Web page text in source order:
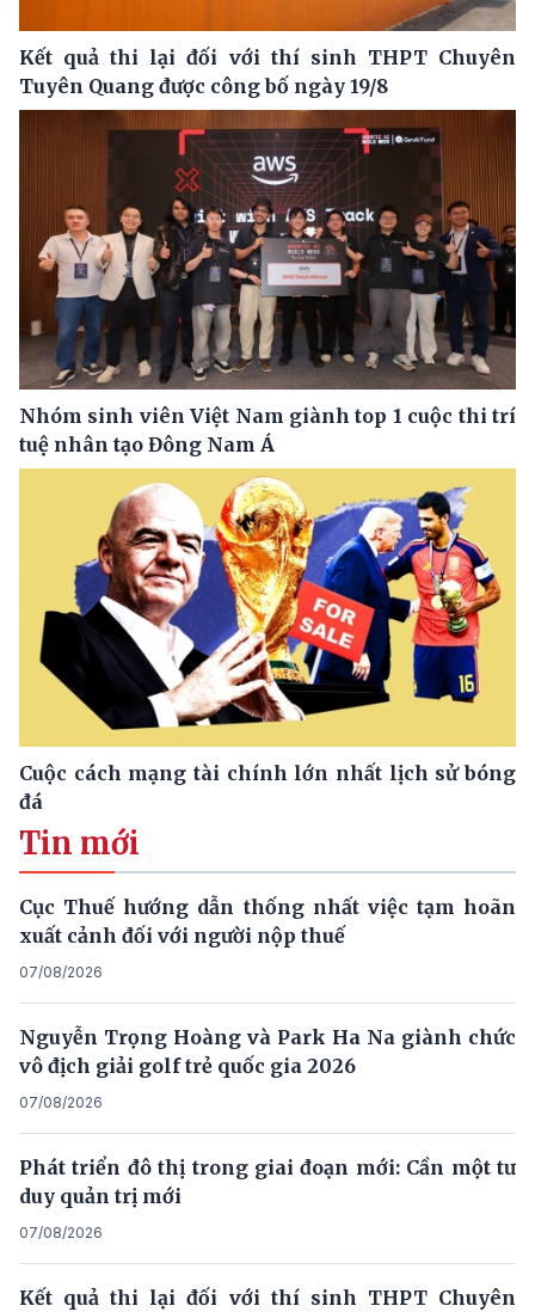
Kết quả thi lại đối với thí sinh THPT Chuyên
Tuyên Quang được công bố ngày 19/8
Nhóm sinh viên Việt Nam giành top 1 cuộc thi trí
tuệ nhân tạo Đông Nam Á
Cuộc cách mạng tài chính lớn nhất lịch sử bóng
đá
Tin mới
Cục Thuế hướng dẫn thống nhất việc tạm hoãn
xuất cảnh đối với người nộp thuế
07/08/2026
Nguyễn Trọng Hoàng và Park Ha Na giành chức
vô địch giải golf trẻ quốc gia 2026
07/08/2026
Phát triển đô thị trong giai đoạn mới: Cần một tư
duy quản trị mới
07/08/2026
Kết quả thi lại đối với thí sinh THPT Chuyên